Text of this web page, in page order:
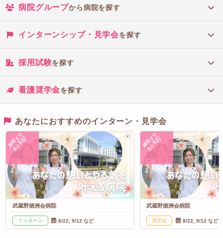
病院グループから病院を探す
インターンシップ・見学会を探す
採用試験を探す
看護奨学金を探す
あなたにおすすめのインターン・見学会
締切まで
あと
5日
武蔵野徳洲会病院
インターン 8/22, 9/12 など
締切まで
あと
5日
武蔵野徳洲会病院
見学会 8/22, 9/12 など